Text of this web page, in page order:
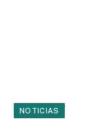
NOTICIAS